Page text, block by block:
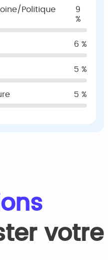
Politique
9
%
6 %
5 %
5 %
votre